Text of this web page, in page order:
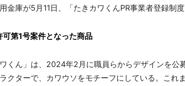
金庫が5月11日、「たきカワくんPR事業者登録制度
可第1号案件となった商品
くん」は、2024年2月に職員らからデザインを公
クターで、カワウソをモチーフにしている。これ